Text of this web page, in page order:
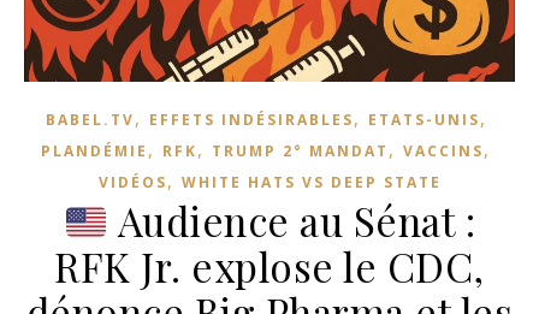
BABEL.TV, EFFETS INDÉSIRABLES, ETATS-UNIS,
PLANDÉMIE , RFK, TRUMP 2° MANDAT , VACCINS,
VIDÉOS, WHITE HATS VS DEEP STATE
Audience au Sénat :
RFK Jr. explose le CDC,